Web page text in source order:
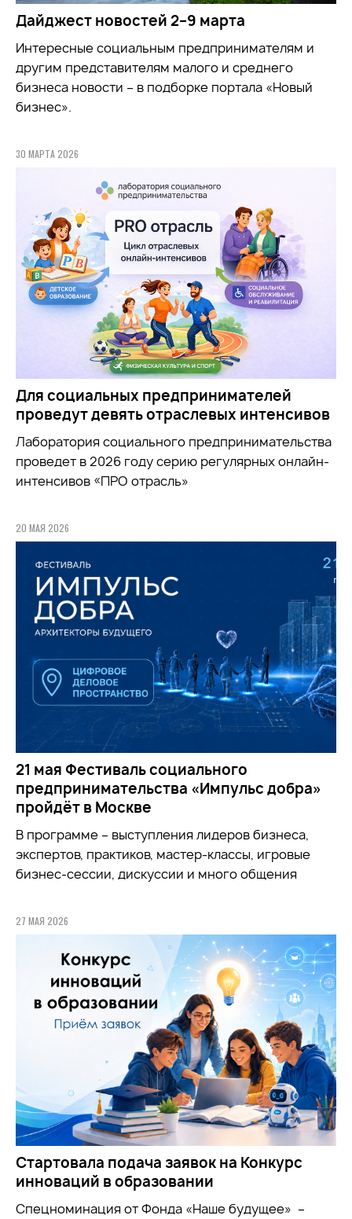
Дайджест новостей 2–9 марта
Интересные социальным предпринимателям и
другим представителям малого и среднего
бизнеса новости – в подборке портала «Новый
бизнес».
30 МАРТА 2026
Для социальных предпринимателей
проведут девять отраслевых интенсивов
Лаборатория социального предпринимательства
проведет в 2026 году серию регулярных онлайн-
интенсивов «ПРО отрасль»
20 МАЯ 2026
21 мая Фестиваль социального
предпринимательства «Импульс добра»
пройдёт в Москве
В программе – выступления лидеров бизнеса,
экспертов, практиков, мастер-классы, игровые
бизнес-сессии, дискуссии и много общения
27 МАЯ 2026
Стартовала подача заявок на Конкурс
инноваций в образовании
Спецноминация от Фонда «Наше будущее» –